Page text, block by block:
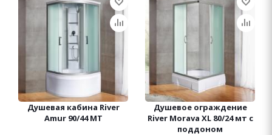
Душевая кабина River
Amur 90/44 МТ
Душевое ограждение
River Morava XL 80/24 мт с
поддоном